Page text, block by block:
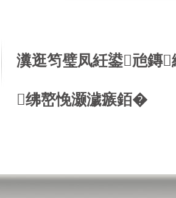
瀵逛笉璧凤紝鍙兘鏄
绋嶅悗灏濊瘯銆�